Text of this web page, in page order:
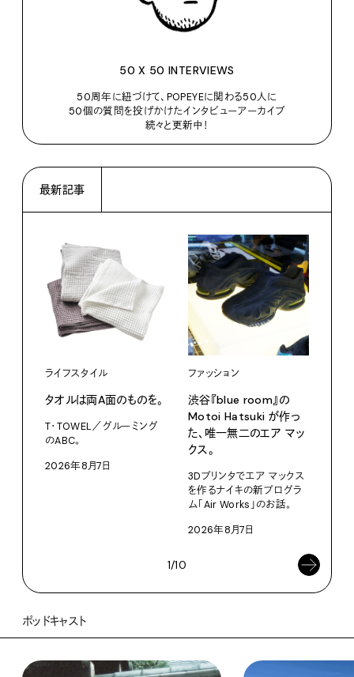
50 X 50 INTERVIEWS
50周年に紐づけて、POPEYEに関わる50人に
50個の質問を投げかけたインタビューアーカイブ
続々と更新中！
最新記事
ライフスタイル
タオルは両A面のものを。
T・TOWEL／グルーミング
のABC。
2026年8月7日
ファッション
渋⾕『blue room』の
Motoi Hatsuki が作っ
た、唯⼀無⼆のエア マッ
クス。
3Dプリンタでエア マックス
を作るナイキの新プログラ
ム「Air Works」のお話。
2026年8月7日
1/10
ポッドキャスト